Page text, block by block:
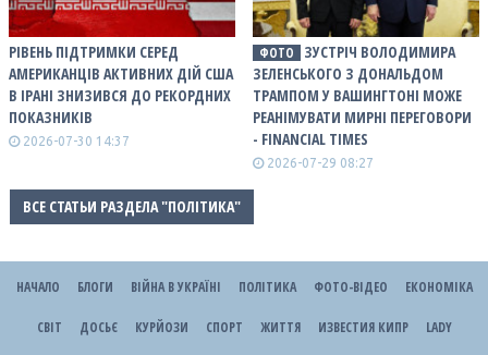
РІВЕНЬ ПІДТРИМКИ СЕРЕД
АМЕРИКАНЦІВ АКТИВНИХ ДІЙ США
В ІРАНІ ЗНИЗИВСЯ ДО РЕКОРДНИХ
ПОКАЗНИКІВ
2026-07-30 14:37
ФОТО
ЗУСТРІЧ ВОЛОДИМИРА
ЗЕЛЕНСЬКОГО З ДОНАЛЬДОМ
ТРАМПОМ У ВАШИНГТОНІ МОЖЕ
РЕАНІМУВАТИ МИРНІ ПЕРЕГОВОРИ
- FINANCIAL TIMES
2026-07-29 08:27
ВСЕ СТАТЬИ РАЗДЕЛА "ПОЛІТИКА"
НАЧАЛО БЛОГИ ВІЙНА В УКРАЇНІ ПОЛІТИКА ФОТО-ВІДЕО ЕКОНОМІКА
СВІТ ДОСЬЄ КУРЙОЗИ СПОРТ ЖИТТЯ ИЗВЕСТИЯ КИПР LADY